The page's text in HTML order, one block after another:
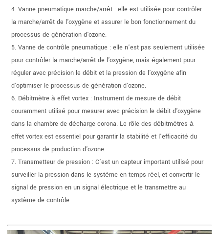
4. Vanne pneumatique marche/arrêt : elle est utilisée pour contrôler
la marche/arrêt de l'oxygène et assurer le bon fonctionnement du
processus de génération d'ozone.
5. Vanne de contrôle pneumatique : elle n'est pas seulement utilisée
pour contrôler la marche/arrêt de l'oxygène, mais également pour
réguler avec précision le débit et la pression de l'oxygène afin
d'optimiser le processus de génération d'ozone.
6. Débitmètre à effet vortex : Instrument de mesure de débit
couramment utilisé pour mesurer avec précision le débit d'oxygène
dans la chambre de décharge corona. Le rôle des débitmètres à
effet vortex est essentiel pour garantir la stabilité et l'efficacité du
processus de production d'ozone.
7. Transmetteur de pression : C'est un capteur important utilisé pour
surveiller la pression dans le système en temps réel, et convertir le
signal de pression en un signal électrique et le transmettre au
système de contrôle